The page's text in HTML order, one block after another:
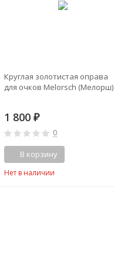
Круглая золотистая оправа
для очков Melorsch (Мелорш)
1 800₽
0
В корзину
Нет в наличии